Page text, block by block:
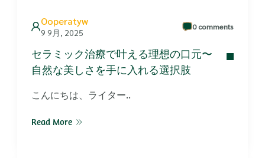
Ooperatyw
9 9月, 2025
0 comments
セラミック治療で叶える理想の口元〜
自然な美しさを手に入れる選択肢
こんにちは、ライター..
Read More